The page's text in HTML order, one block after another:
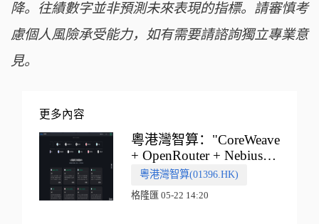
降。往績數字並非預測未來表現的指標。請審慎考
慮個人風險承受能力，如有需要請諮詢獨立專業意
見。
更多內容
粵港灣智算："CoreWeave
+ OpenRouter + Nebius"
多向融合的中國智算新範
式
粵港灣智算(01396.HK)
格隆匯 05-22 14:20